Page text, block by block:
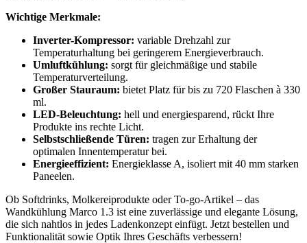
Wichtige Merkmale:
Inverter-Kompressor: variable Drehzahl zur
Temperaturhaltung bei geringerem Energieverbrauch.
Umluftkühlung: sorgt für gleichmäßige und stabile
Temperaturverteilung.
Großer Stauraum: bietet Platz für bis zu 720 Flaschen à 330
ml.
LED-Beleuchtung: hell und energiesparend, rückt Ihre
Produkte ins rechte Licht.
Selbstschließende Türen: tragen zur Erhaltung der
optimalen Innentemperatur bei.
Energieeffizient: Energieklasse A, isoliert mit 40 mm starken
Paneelen.
Ob Softdrinks, Molkereiprodukte oder To-go-Artikel – das
Wandkühlung Marco 1.3 ist eine zuverlässige und elegante Lösung,
die sich nahtlos in jedes Ladenkonzept einfügt. Jetzt bestellen und
Funktionalität sowie Optik Ihres Geschäfts verbessern!